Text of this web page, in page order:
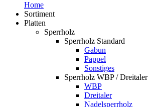
Home
Sortiment
Platten
Sperrholz
Sperrholz Standard
Gabun
Pappel
Sonstiges
Sperrholz WBP / Dreitaler
WBP
Dreitaler
Nadelsperrholz